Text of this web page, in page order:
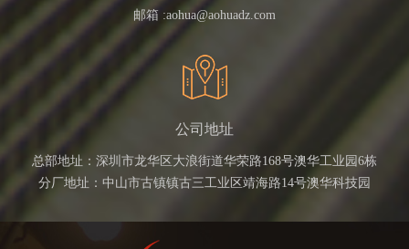
邮箱 :aohua@aohuadz.com
公司地址
总部地址：深圳市龙华区大浪街道华荣路168号澳华工业园6栋
分厂地址：中山市古镇镇古三工业区靖海路14号澳华科技园